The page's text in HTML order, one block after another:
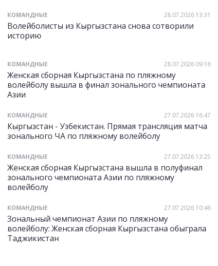
КОМАНДНЫЕ 28.07.2026 13:31
Волейболисты из Кыргызстана снова сотворили
историю
КОМАНДНЫЕ 28.07.2026 09:16
Женская сборная Кыргызстана по пляжному
волейболу вышла в финал зонального чемпионата
Азии
КОМАНДНЫЕ 27.07.2026 16:47
Кыргызстан - Узбекистан. Прямая трансляция матча
зонального ЧА по пляжному волейболу
КОМАНДНЫЕ 27.07.2026 13:25
Женская сборная Кыргызстана вышла в полуфинал
зонального чемпионата Азии по пляжному
волейболу
КОМАНДНЫЕ 27.07.2026 10:46
Зональный чемпионат Азии по пляжному
волейболу: Женская сборная Кыргызстана обыграла
Таджикистан